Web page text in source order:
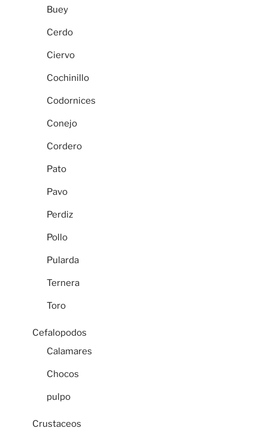
Buey
Cerdo
Ciervo
Cochinillo
Codornices
Conejo
Cordero
Pato
Pavo
Perdiz
Pollo
Pularda
Ternera
Toro
Cefalopodos
Calamares
Chocos
pulpo
Crustaceos